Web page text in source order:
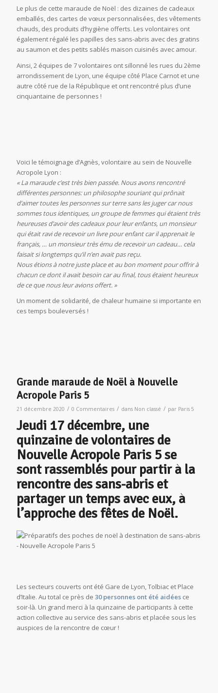
Le plus de cette maraude de Noël : des dizaines de cadeaux
emballés, des cartes de vœux personnalisées, des vêtements
chauds, des produits d’hygiène offerts. Les volontaires ont
également régalé les papilles des sans-abris avec des gratins
au saumon et des petits sablés maison cuisinés avec amour.
Ainsi, 2 équipes de 7 volontaires ont sillonné les rues du 2ème
arrondissement de Lyon, une équipe côté Place Carnot et une
autre côté rue de la République et ont rencontré plus d’une
cinquantaine de personnes !
Voici le témoignage d’Agnès, volontaire au sein de Nouvelle
Acropole Lyon :
« La maraude c’est très bien passée. Nous avons rencontré
différentes personnes: un philosophe souriant qui prônait
d’aimer toutes les personnes sur terre sans les juger car nous
sommes tous identiques, un groupe de femmes qui étaient très
heureuses d’avoir des cadeaux pour leur enfants, un monsieur
qui était ravi de recevoir un livre pour enfant car il apprenait le
français, … un monsieur très ému de recevoir un cadeau… cela
faisait si longtemps qu’il n’en avait pas reçu.
Nous étions à notre juste place et au bon moment pour offrir à
chacun ce dont il avait besoin car au final, tous étaient heureux
de ce que nous leur avions offert. »
Un moment de solidarité, de chaleur humaine si importante en
ces temps bouleversés !
Grande maraude de Noël à Nouvelle
Acropole Paris 5
21 décembre 2020 / 0 Commentaires / dans Non classé / par Paris 5
Jeudi 17 décembre, une
quinzaine de volontaires de
Nouvelle Acropole Paris 5 se
sont rassemblés pour partir à la
rencontre des sans-abris et
partager un temps avec eux, à
l’approche des fêtes de Noël.
Les secteurs couverts ont été Gare de Lyon, Tolbiac et Place
d’Italie. Au total ce près de 30 personnes ont été aidéesce
soir-là. Un grand merci à la quinzaine de participants à cette
action collective au service des sans-abris et placée sous les
auspices de la rencontre de cœur !